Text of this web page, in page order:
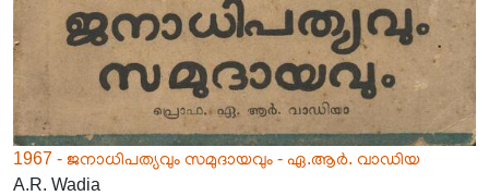
1967 - ജനാധിപത്യവും സമുദായവും - ഏ.ആർ. വാഡിയ
A.R. Wadia